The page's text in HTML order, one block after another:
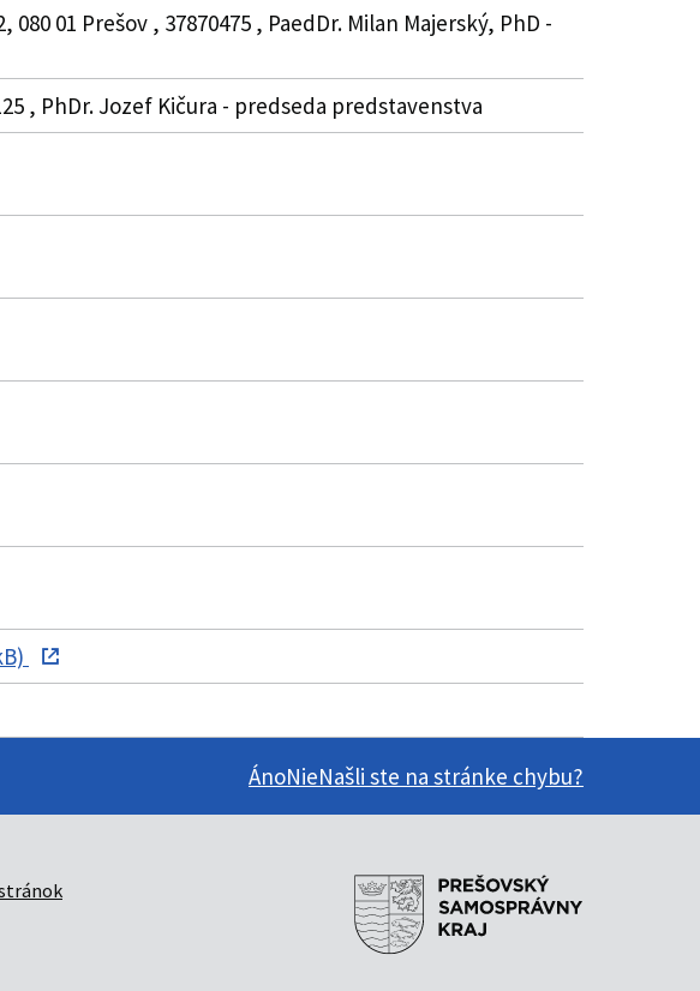
01 Prešov , 37870475 , PaedDr. Milan Majerský, PhD -
, PhDr. Jozef Kičura - predseda predstavenstva
ÁnoNieNašli ste na stránke chybu?